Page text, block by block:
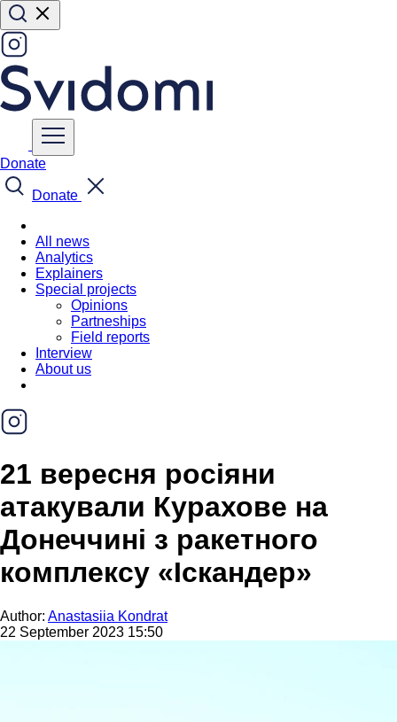
Donate
Donate
All news
Analytics
Explainers
Special projects
Opinions
Partneships
Field reports
Interview
About us
21 вересня росіяни
атакували Курахове на
Донеччині з ракетного
комплексу «Іскандер»
Author: Anastasiia Kondrat
22 September 2023 15:50